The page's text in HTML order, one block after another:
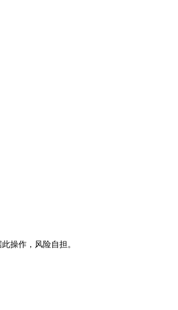
操作，风险自担。